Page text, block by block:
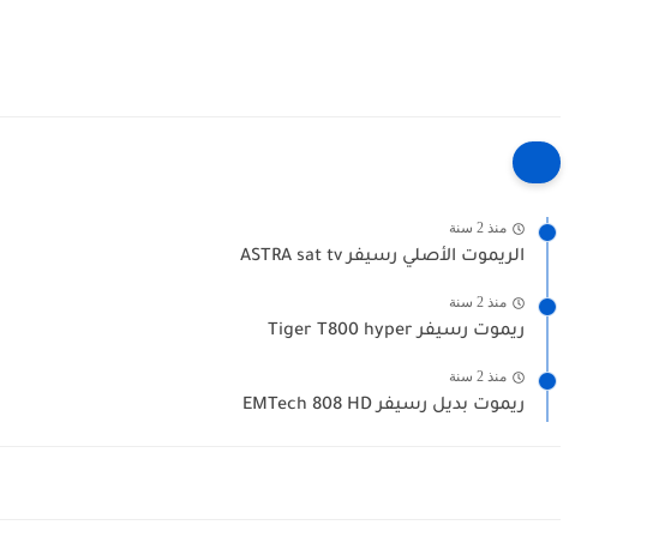
منذ 2 سنة
الريموت الأصلي رسيفر ASTRA sat tv
منذ 2 سنة
ريموت رسيفر Tiger T800 hyper
منذ 2 سنة
ريموت بديل رسيفر EMTech 808 HD